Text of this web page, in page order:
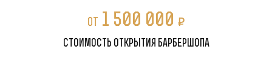
от 1 500 000 P
стоимость открытия барбершопа